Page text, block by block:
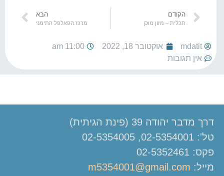
הקודם
תכלית – מזון מוכן
הבא
מרכז הפאלפל התימני
mdatit אוקטובר 18, 2022
11:00 am
אין תגובות
דרך מדבר יהודה 39 (פינת הגיתית)
טל': 02-5354001, 02-5354005
פקס: 02-5352461
מייל: m5354001@gmail.com